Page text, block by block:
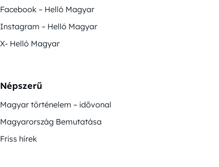
Facebook – Helló Magyar
Instagram – Helló Magyar
X- Helló Magyar
Népszerű
Magyar történelem – idővonal
Magyarország Bemutatása
Friss hírek